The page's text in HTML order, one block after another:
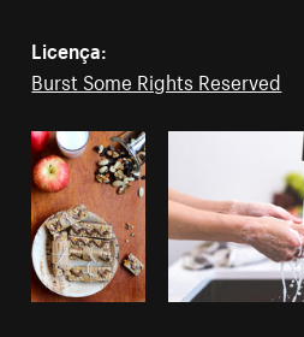
Licença:
Burst Some Rights Reserved